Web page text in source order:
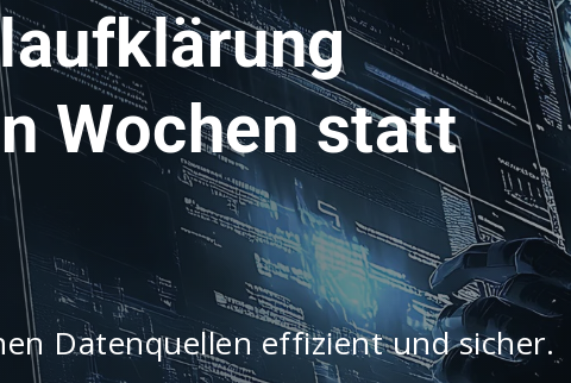
Wochen statt
Datenquellen effizient und sicher.